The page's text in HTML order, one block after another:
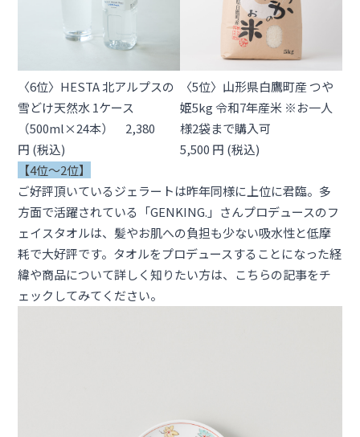
〈6位〉HESTA 北アルプスの
雪どけ天然水 1ケース
（500ml×24本） 2,380
円 (税込)
〈5位〉山形県白鷹町産 つや
姫5kg 令和7年産米 ※お一人
様2袋まで購入可
5,500 円 (税込)
【4位〜2位】
ご好評頂いているジェラートは昨年同様に上位に君臨。多
方面で活躍されている「GENKING.」さんプロデュースのフ
ェイスタオルは、髪やお肌への負担も少ない吸水性と低摩
耗で大好評です。タオルをプロデュースすることになった経
緯や商品について詳しく知りたい方は、 こちらの記事をチ
ェックしてみてください。